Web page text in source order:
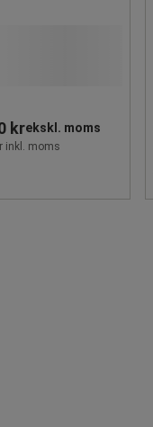
krekskl. moms
inkl. moms